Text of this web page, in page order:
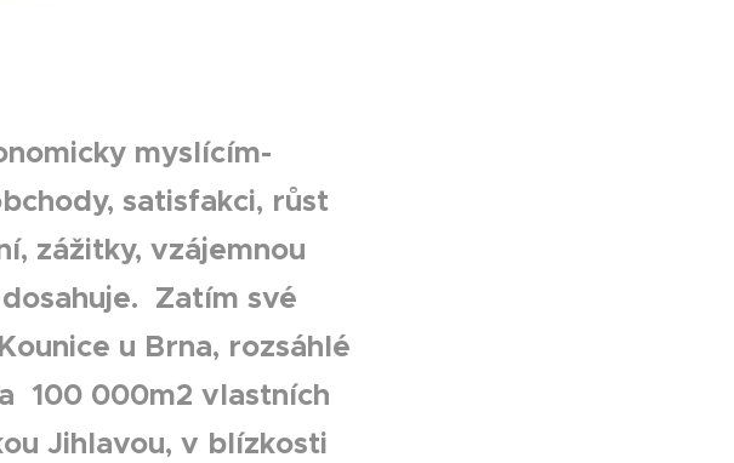
myslícím-
satisfakci, růst
zážitky, vzájemnou
Zatím své
u Brna, rozsáhlé
100 000m2 vlastních
Jihlavou, v blízkosti